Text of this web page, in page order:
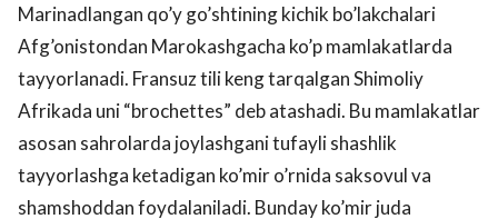
Marinadlangan qo’y go’shtining kichik bo’lakchalari
Afg’onistondan Marokashgacha ko’p mamlakatlarda
tayyorlanadi. Fransuz tili keng tarqalgan Shimoliy
Afrikada uni “brochettes” deb atashadi. Bu mamlakatlar
asosan sahrolarda joylashgani tufayli shashlik
tayyorlashga ketadigan ko’mir o’rnida saksovul va
shamshoddan foydalaniladi. Bunday ko’mir juda